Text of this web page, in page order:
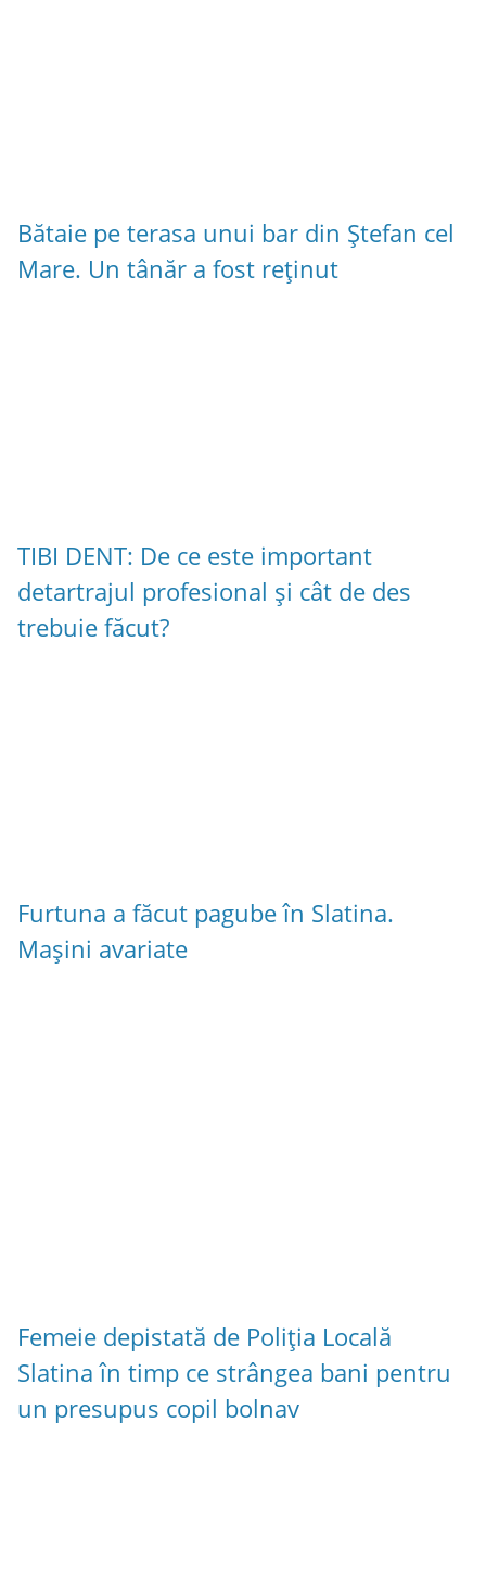
Bătaie pe terasa unui bar din Ștefan cel
Mare. Un tânăr a fost reținut
TIBI DENT: De ce este important
detartrajul profesional și cât de des
trebuie făcut?
Furtuna a făcut pagube în Slatina.
Mașini avariate
Femeie depistată de Poliția Locală
Slatina în timp ce strângea bani pentru
un presupus copil bolnav